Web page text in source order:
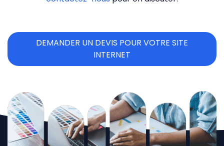
DEMANDER UN DEVIS POUR VOTRE SITE
INTERNET